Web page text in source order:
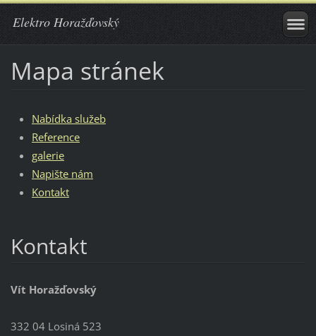
Elektro Horažďovský
Mapa stránek
Nabídka služeb
Reference
galerie
Napište nám
Kontakt
Kontakt
Vít Horažďovský
332 04 Losiná 523